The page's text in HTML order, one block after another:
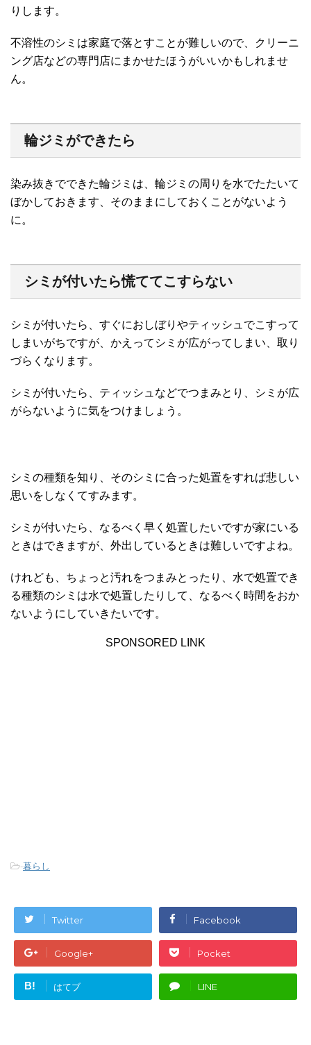
りします。
不溶性のシミは家庭で落とすことが難しいので、クリーニ
ング店などの専門店にまかせたほうがいいかもしれませ
ん。
輪ジミができたら
染み抜きでできた輪ジミは、輪ジミの周りを水でたたいて
ぼかしておきます、そのままにしておくことがないよう
に。
シミが付いたら慌ててこすらない
シミが付いたら、すぐにおしぼりやティッシュでこすって
しまいがちですが、かえってシミが広がってしまい、取り
づらくなります。
シミが付いたら、ティッシュなどでつまみとり、シミが広
がらないように気をつけましょう。
シミの種類を知り、そのシミに合った処置をすれば悲しい
思いをしなくてすみます。
シミが付いたら、なるべく早く処置したいですが家にいる
ときはできますが、外出しているときは難しいですよね。
けれども、ちょっと汚れをつまみとったり、水で処置でき
る種類のシミは水で処置したりして、なるべく時間をおか
ないようにしていきたいです。
SPONSORED LINK
-暮らし
Twitter Facebook
Google+ Pocket
B! はてブ LINE